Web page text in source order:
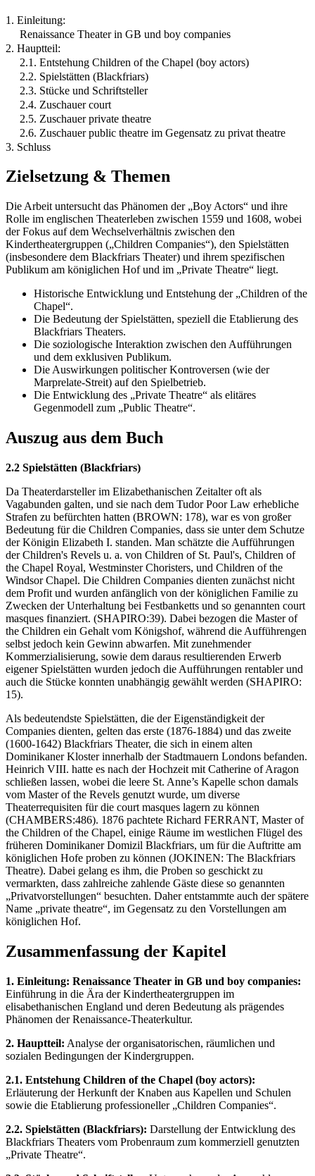
1. Einleitung:
Renaissance Theater in GB und boy companies
2. Hauptteil:
2.1. Entstehung Children of the Chapel (boy actors)
2.2. Spielstätten (Blackfriars)
2.3. Stücke und Schriftsteller
2.4. Zuschauer court
2.5. Zuschauer private theatre
2.6. Zuschauer public theatre im Gegensatz zu privat theatre
3. Schluss
Zielsetzung & Themen
Die Arbeit untersucht das Phänomen der „Boy Actors“ und ihre
Rolle im englischen Theaterleben zwischen 1559 und 1608, wobei
der Fokus auf dem Wechselverhältnis zwischen den
Kindertheatergruppen („Children Companies“), den Spielstätten
(insbesondere dem Blackfriars Theater) und ihrem spezifischen
Publikum am königlichen Hof und im „Private Theatre“ liegt.
Historische Entwicklung und Entstehung der „Children of the
Chapel“.
Die Bedeutung der Spielstätten, speziell die Etablierung des
Blackfriars Theaters.
Die soziologische Interaktion zwischen den Aufführungen
und dem exklusiven Publikum.
Die Auswirkungen politischer Kontroversen (wie der
Marprelate-Streit) auf den Spielbetrieb.
Die Entwicklung des „Private Theatre“ als elitäres
Gegenmodell zum „Public Theatre“.
Auszug aus dem Buch
2.2 Spielstätten (Blackfriars)
Da Theaterdarsteller im Elizabethanischen Zeitalter oft als
Vagabunden galten, und sie nach dem Tudor Poor Law erhebliche
Strafen zu befürchten hatten (BROWN: 178), war es von großer
Bedeutung für die Children Companies, dass sie unter dem Schutze
der Königin Elizabeth I. standen. Man schätzte die Aufführungen
der Children's Revels u. a. von Children of St. Paul's, Children of
the Chapel Royal, Westminster Choristers, und Children of the
Windsor Chapel. Die Children Companies dienten zunächst nicht
dem Profit und wurden anfänglich von der königlichen Familie zu
Zwecken der Unterhaltung bei Festbanketts und so genannten court
masques finanziert. (SHAPIRO:39). Dabei bezogen die Master of
the Children ein Gehalt vom Königshof, während die Aufführengen
selbst jedoch kein Gewinn abwarfen. Mit zunehmender
Kommerzialisierung, sowie dem daraus resultierenden Erwerb
eigener Spielstätten wurden jedoch die Aufführungen rentabler und
auch die Stücke konnten unabhängig gewählt werden (SHAPIRO:
15).
Als bedeutendste Spielstätten, die der Eigenständigkeit der
Companies dienten, gelten das erste (1876-1884) und das zweite
(1600-1642) Blackfriars Theater, die sich in einem alten
Dominikaner Kloster innerhalb der Stadtmauern Londons befanden.
Heinrich VIII. hatte es nach der Hochzeit mit Catherine of Aragon
schließen lassen, wobei die leere St. Anne’s Kapelle schon damals
vom Master of the Revels genutzt wurde, um diverse
Theaterrequisiten für die court masques lagern zu können
(CHAMBERS:486). 1876 pachtete Richard FERRANT, Master of
the Children of the Chapel, einige Räume im westlichen Flügel des
früheren Dominikaner Domizil Blackfriars, um für die Auftritte am
königlichen Hofe proben zu können (JOKINEN: The Blackfriars
Theatre). Dabei gelang es ihm, die Proben so geschickt zu
vermarkten, dass zahlreiche zahlende Gäste diese so genannten
„Privatvorstellungen“ besuchten. Daher entstammte auch der spätere
Name „private theatre“, im Gegensatz zu den Vorstellungen am
königlichen Hof.
Zusammenfassung der Kapitel
1. Einleitung: Renaissance Theater in GB und boy companies:
Einführung in die Ära der Kindertheatergruppen im
elisabethanischen England und deren Bedeutung als prägendes
Phänomen der Renaissance-Theaterkultur.
2. Hauptteil: Analyse der organisatorischen, räumlichen und
sozialen Bedingungen der Kindergruppen.
2.1. Entstehung Children of the Chapel (boy actors):
Erläuterung der Herkunft der Knaben aus Kapellen und Schulen
sowie die Etablierung professioneller „Children Companies“.
2.2. Spielstätten (Blackfriars): Darstellung der Entwicklung des
Blackfriars Theaters vom Probenraum zum kommerziell genutzten
„Private Theatre“.